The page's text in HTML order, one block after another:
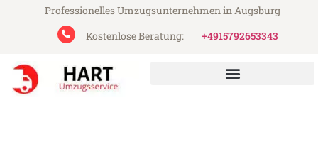
Professionelles Umzugsunternehmen in Augsburg
Kostenlose Beratung:
+4915792653343